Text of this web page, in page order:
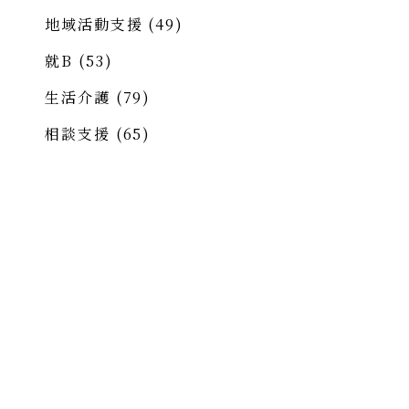
地域活動支援 (49)
就B (53)
生活介護 (79)
相談支援 (65)